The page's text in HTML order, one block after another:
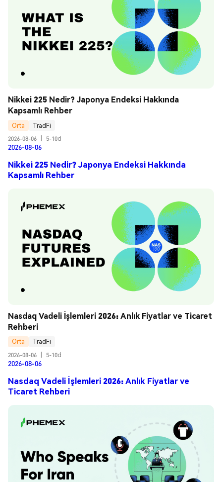
Nikkei 225 Nedir? Japonya Endeksi Hakkında
Kapsamlı Rehber
Orta
TradFi
2026-08-06
5-10d
2026-08-06
Nikkei 225 Nedir? Japonya Endeksi Hakkında
Kapsamlı Rehber
Nasdaq Vadeli İşlemleri 2026: Anlık Fiyatlar ve Ticaret
Rehberi
Orta
TradFi
2026-08-06
5-10d
2026-08-06
Nasdaq Vadeli İşlemleri 2026: Anlık Fiyatlar ve
Ticaret Rehberi